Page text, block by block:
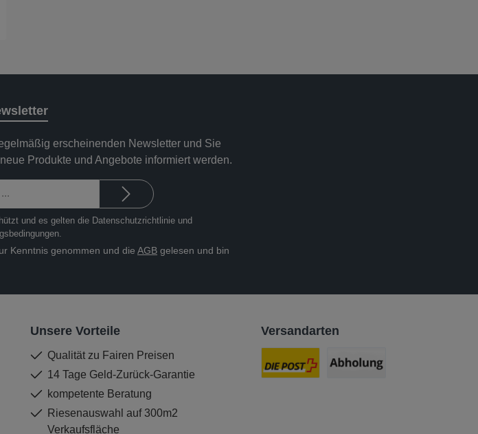
erscheinenden Newsletter und Sie
Produkte und Angebote informiert werden.
und es gelten die Datenschutzrichtlinieund
.
Kenntnis genommen und die AGB gelesen und bin
Unsere Vorteile
Qualität zu Fairen Preisen
14 Tage Geld-Zurück-Garantie
kompetente Beratung
Riesenauswahl auf 300m2
Verkaufsfläche
Versandarten